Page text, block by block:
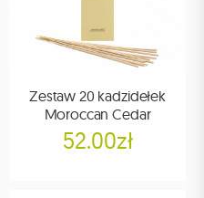
Zestaw 20 kadzidełek
Moroccan Cedar
52.00zł